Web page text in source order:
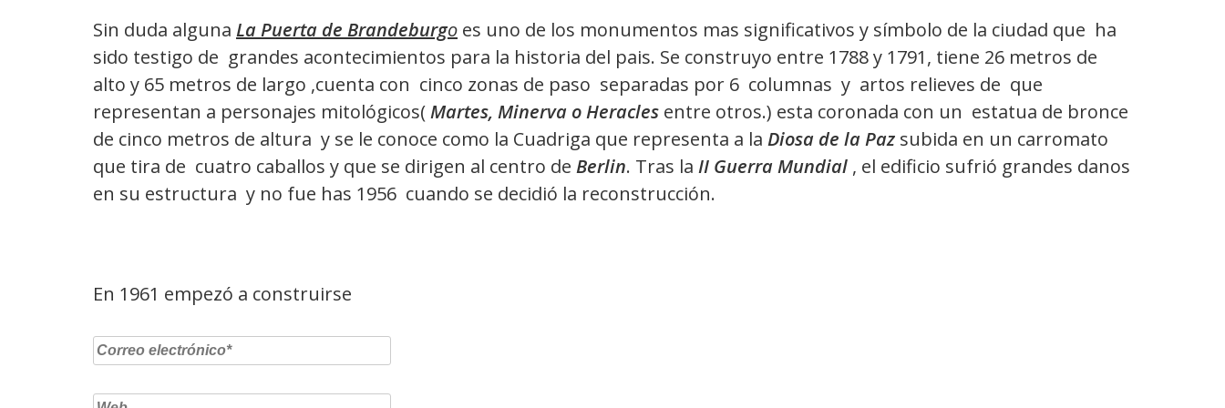
Sin duda alguna La Puerta de Brandeburgo es uno de los monumentos mas significativos y símbolo de la ciudad que ha
sido testigo de grandes acontecimientos para la historia del pais. Se construyo entre 1788 y 1791, tiene 26 metros de
alto y 65 metros de largo ,cuenta con cinco zonas de paso separadas por 6 columnas y artos relieves de que
representan a personajes mitológicos(Martes, Minerva o Heracles entre otros.) esta coronada con un estatua de bronce
de cinco metros de altura y se le conoce como la Cuadriga que representa a la Diosa de la Paz subida en un carromato
que tira de cuatro caballos y que se dirigen al centro de Berlin. Tras la II Guerra Mundial , el edificio sufrió grandes danos
en su estructura y no fue has 1956 cuando se decidió la reconstrucción.
En 1961 empezó a construirse
Correo